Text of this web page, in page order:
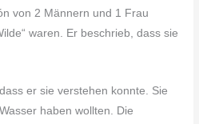
von 2 Männern und 1 Frau
waren. Er beschrieb, dass sie
er sie verstehen konnte. Sie
haben wollten. Die